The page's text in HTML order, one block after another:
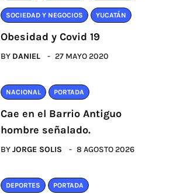
SOCIEDAD Y NEGOCIOS YUCATÁN
Obesidad y Covid 19
BY DANIEL 27 MAYO 2020
NACIONAL PORTADA
Cae en el Barrio Antiguo
hombre señalado.
BYJORGE SOLIS 8 AGOSTO 2026
DEPORTES PORTADA